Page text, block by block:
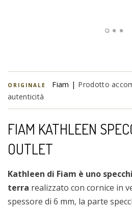
ORIGINALE Fiam | Prodotto
autenticità
FIAM KATHLEEN
OUTLET
Kathleen di Fiam è uno
terra realizzato con cornice in
spessore di 6 mm, la parte